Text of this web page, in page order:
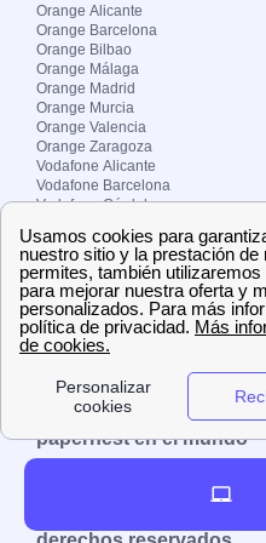
Orange Alicante
Orange Barcelona
Orange Bilbao
Orange Málaga
Orange Madrid
Orange Murcia
Orange Valencia
Orange Zaragoza
Vodafone Alicante
Vodafone Barcelona
Vodafone Córdoba
Vodafone Madrid
Vodafone Murcia
Vodafone Valencia
Sobre Zona-internet.com
¿Quiénes somos?
El grupo papernest
Aviso legal
papernest en el mundo